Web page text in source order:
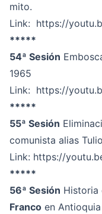
mito.
Link: https://
*****
54ª Sesión
1965
Link: https://
*****
55ª Sesión
comunista alias
Link: https://
*****
56ª Sesión Historia
Franco en